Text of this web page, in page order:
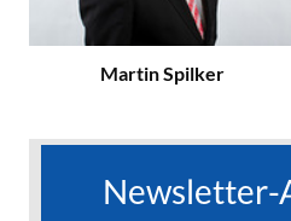
Martin Spilker
Newsletter-